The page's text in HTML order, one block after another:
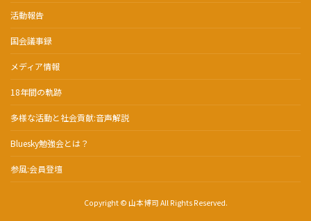
活動報告
国会議事録
メディア情報
18年間の軌跡
多様な活動と社会貢献:音声解説
Bluesky勉強会とは？
参風:会員登壇
Copyright © 山本博司 All Rights Reserved.